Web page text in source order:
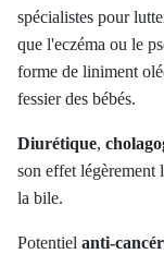
spécialistes pour
que l'eczéma ou le
forme de liniment
fessier des bébés.
Diurétique,
son effet légèrement
la bile.
Potentiel anti-